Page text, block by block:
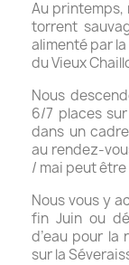
Au printemps,
torrent
alimenté par
du Vieux
Nous
6/7 places
dans un
au rendez-
/ mai peut
Nous vous y
fin Juin ou
d’eau pour
sur la